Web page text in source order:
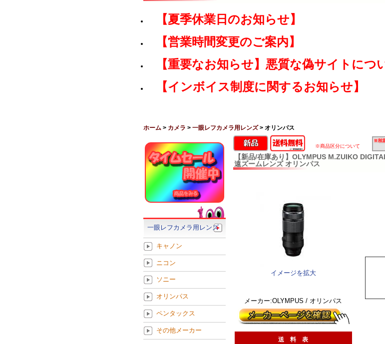
【夏季休業日のお知らせ】
【営業時間変更のご案内】
【重要なお知らせ】悪質な偽サイトにつ
【インボイス制度に関するお知らせ】
ホーム > カメラ > 一眼レフカメラ用レンズ> オリンパス
※商品区分について
【新品/在庫あり】OLYMPUS M.ZUIKO
遠ズームレンズ オリンパス
イメージを拡大
メーカー:OLYMPUS / オリンパス
送 料 表
一眼レフカメラ用レンズ
キャノン
ニコン
ソニー
オリンパス
ペンタックス
その他メーカー